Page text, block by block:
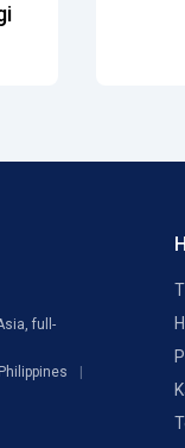
full-
Philippines